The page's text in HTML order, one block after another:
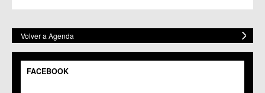
Volver a Agenda
FACEBOOK